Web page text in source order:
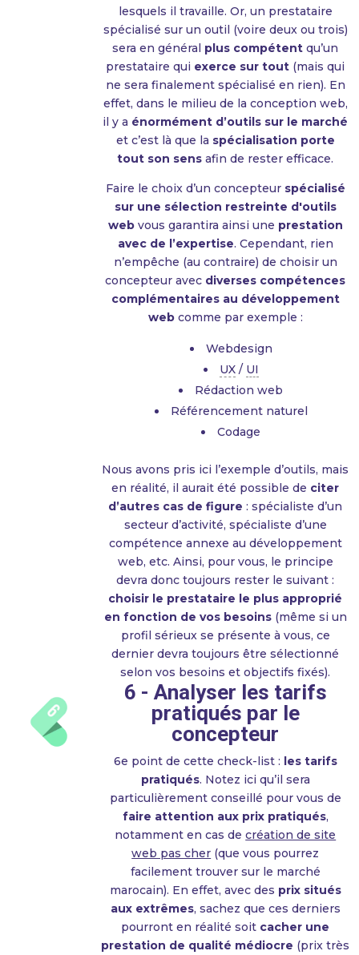
lesquels il travaille. Or, un prestataire
spécialisé sur un outil (voire deux ou trois)
sera en général plus compétent qu’un
prestataire qui exerce sur tout (mais qui
ne sera finalement spécialisé en rien). En
effet, dans le milieu de la conception web,
il y a énormément d’outils sur le marché
et c’est là que la spécialisation porte
tout son sens afin de rester efficace.
Faire le choix d’un concepteur spécialisé
sur une sélection restreinte d'outils
webvous garantira ainsi une prestation
avec de l’expertise. Cependant, rien
n’empêche (au contraire) de choisir un
concepteur avec diverses compétences
complémentaires au développement
webcomme par exemple :
Webdesign
UX/ UI
Rédaction web
Référencement naturel
Codage
Nous avons pris ici l’exemple d’outils, mais
en réalité, il aurait été possible de citer
d’autres cas de figure : spécialiste d’un
secteur d’activité, spécialiste d’une
compétence annexe au développement
web, etc. Ainsi, pour vous, le principe
devra donc toujours rester le suivant :
choisir le prestataire le plus approprié
en fonction de vos besoins(même si un
profil sérieux se présente à vous, ce
dernier devra toujours être sélectionné
selon vos besoins et objectifs fixés).
6 - Analyser les tarifs
pratiqués par le
concepteur
6e point de cette check-list : les tarifs
pratiqués. Notez ici qu’il sera
particulièrement conseillé pour vous de
faire attention aux prix pratiqués,
notamment en cas decréation de site
web pas cher (que vous pourrez
facilement trouver sur le marché
marocain). En effet, avec des prix situés
aux extrêmes, sachez que ces derniers
pourront en réalité soit cacher une
prestation de qualité médiocre (prix très